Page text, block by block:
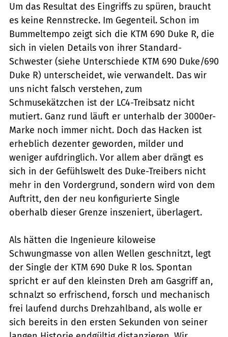
Um das Resultat des Eingriffs zu spüren, braucht
es keine Rennstrecke. Im Gegenteil. Schon im
Bummeltempo zeigt sich die KTM 690 Duke R, die
sich in vielen Details von ihrer Standard-
Schwester (siehe Unterschiede KTM 690 Duke/690
Duke R) unterscheidet, wie verwandelt. Das wir
uns nicht falsch verstehen, zum
Schmusekätzchen ist der LC4-Treibsatz nicht
mutiert. Ganz rund läuft er unterhalb der 3000er-
Marke noch immer nicht. Doch das Hacken ist
erheblich dezenter geworden, milder und
weniger aufdringlich. Vor allem aber drängt es
sich in der Gefühlswelt des Duke-Treibers nicht
mehr in den Vordergrund, sondern wird von dem
Auftritt, den der neu konfigurierte Single
oberhalb dieser Grenze inszeniert, überlagert.
Als hätten die Ingenieure kiloweise
Schwungmasse von allen Wellen geschnitzt, legt
der Single der KTM 690 Duke R los. Spontan
spricht er auf den kleinsten Dreh am Gasgriff an,
schnalzt so erfrischend, forsch und mechanisch
frei laufend durchs Drehzahlband, als wolle er
sich bereits in den ersten Sekunden von seiner